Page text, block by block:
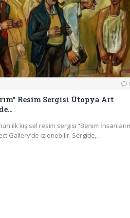
Resim Sergisi Ütopya Art
ilk kişisel resim sergisi “Benim
Gallery’de izlenebilir. Sergide,…